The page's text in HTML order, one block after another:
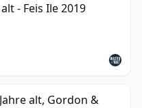
- Feis Ile 2019
alt, Gordon &